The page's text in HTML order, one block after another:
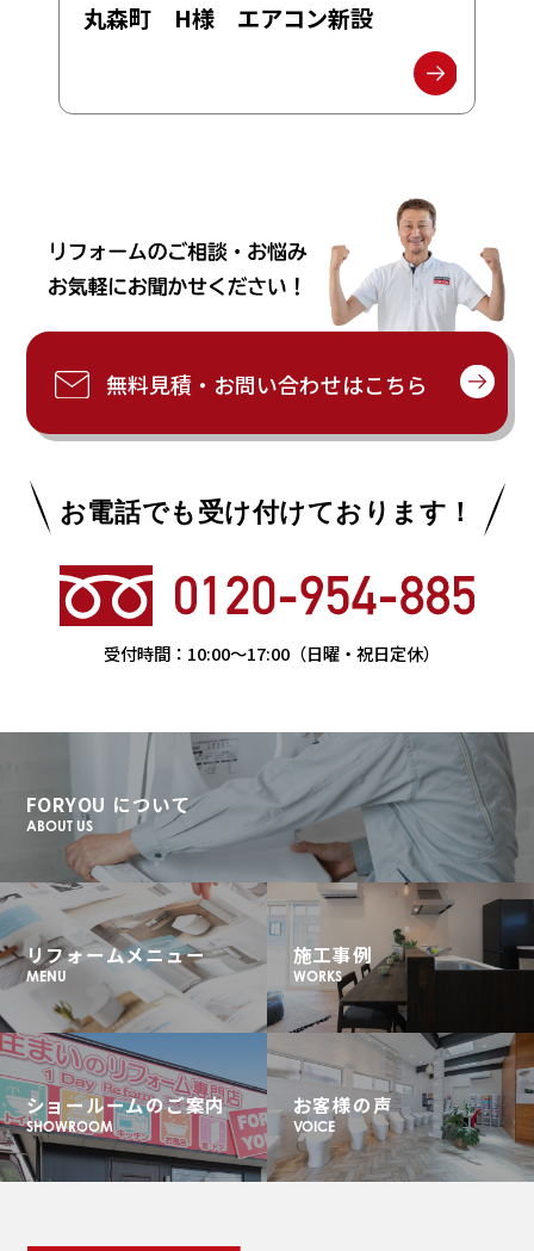
丸森町 H様 エアコン新設
無料見積・お問い合わせはこちら
お電話でも受け付けております！
受付時間： 10:00〜17:00（日曜・祝日定休）
FORYOU について
ABOUT US
リフォームメニュー
MENU
施工事例
WORKS
ショールームのご案内
SHOWROOM
お客様の声
VOICE